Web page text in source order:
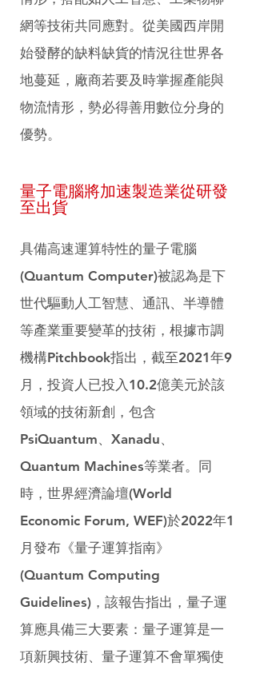
網等技術共同應對。從美國西岸開
始發酵的缺料缺貨的情況往世界各
地蔓延，廠商若要及時掌握產能與
物流情形，勢必得善用數位分身的
優勢。
量子電腦將加速製造業從研發
至出貨
具備高速運算特性的量子電腦
(Quantum Computer)被認為是下
世代驅動人工智慧、通訊、半導體
等產業重要變革的技術，根據市調
機構Pitchbook指出，截至2021年9
月，投資人已投入10.2億美元於該
領域的技術新創，包含
PsiQuantum、Xanadu、
Quantum Machines等業者。同
時，世界經濟論壇(World
Economic Forum, WEF)於2022年1
月發布《量子運算指南》
(Quantum Computing
Guidelines)，該報告指出，量子運
算應具備三大要素：量子運算是一
項新興技術、量子運算不會單獨使